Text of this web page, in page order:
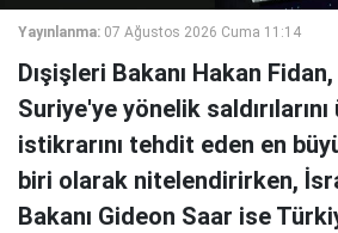
Yayınlanma: 07 Ağustos 2026 Cuma 11:14
Dışişleri Bakanı Hakan
Suriye'ye yönelik
istikrarını tehdit eden en
biri olarak nitelendirirken,
Bakanı Gideon Saar ise